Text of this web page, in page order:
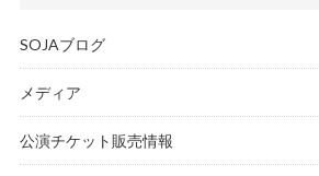
SOJAブログ
メディア
公演チケット販売情報